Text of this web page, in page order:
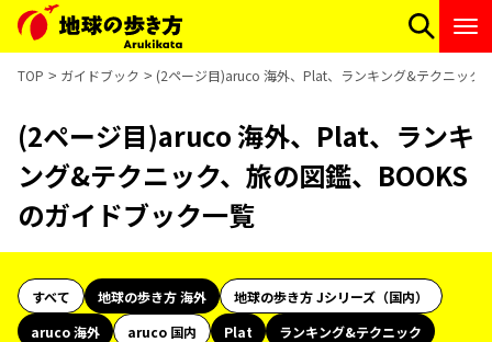
TOP ガイドブック (2ページ目)aruco 海外、Plat、ランキング&テクニック
(2ページ目)aruco 海外、Plat、ランキ
ング&テクニック、旅の図鑑、BOOKS
のガイドブック一覧
すべて 地球の歩き方 海外
地球の歩き方 Jシリーズ（国内）
aruco 海外
aruco 国内 Plat
ランキング&テクニック